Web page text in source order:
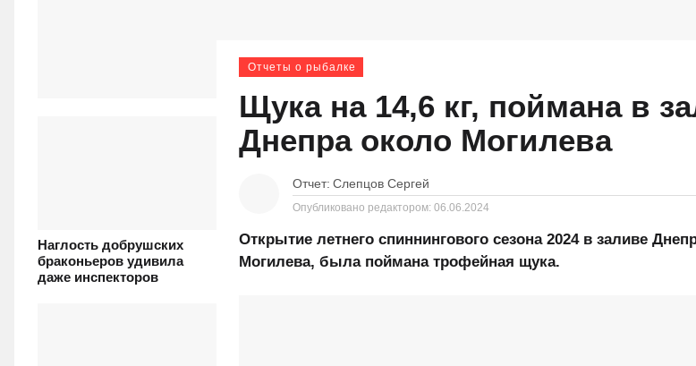
Наглость добрушских
браконьеров удивила
даже инспекторов
Отчеты о рыбалке
Щука на 14,6 кг, поймана в
Днепра около Могилева
Отчет: Слепцов Сергей
Опубликовано редактором: 06.06.2024
Открытие летнего спиннингового сезона 2024 в заливе
Могилева, была поймана трофейная щука.